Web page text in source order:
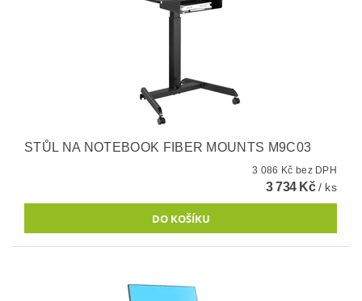
STŮL NA NOTEBOOK FIBER MOUNTS M9C03
3 086 Kč bez DPH
3 734 Kč/ ks